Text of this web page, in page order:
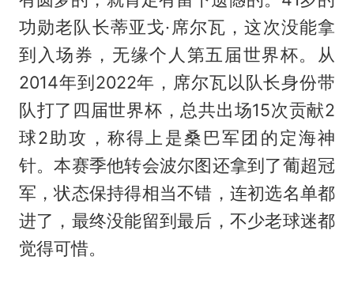
功勋老队长蒂亚戈·席尔瓦，这次没能拿
到入场券，无缘个人第五届世界杯。从
2014年到2022年，席尔瓦以队长身份带
队打了四届世界杯，总共出场15次贡献2
球2助攻，称得上是桑巴军团的定海神
针。本赛季他转会波尔图还拿到了葡超冠
军，状态保持得相当不错，连初选名单都
进了，最终没能留到最后，不少老球迷都
觉得可惜。